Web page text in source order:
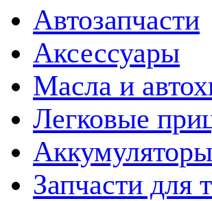
Автозапчасти
Аксессуары
Масла и
Легковые
Аккумуляторы
Запчасти для